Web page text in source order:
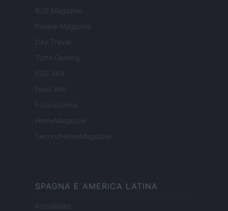
B2B Magazine
People Magazine
Day Travel
Tutto Gaming
ESG 365
Food Wiki
FuturoDonna
HomeMagazine
SecondHomeMagazine
SPAGNA E AMERICA LATINA
Actualidad